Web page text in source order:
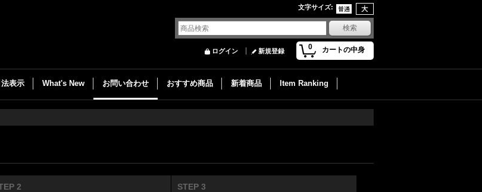
文字サイズ:
0 カートの中身
ログイン 新規登録
表示 What's New お問い合わせ おすすめ商品 新着商品 Item Ranking
2 STEP 3